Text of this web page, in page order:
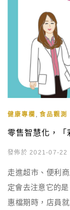
健康專欄 , 食品觀測
零售智慧化，「
發佈於 2021-07-22
走進超市、便利
定會去注意它的
惠檔期時，店員